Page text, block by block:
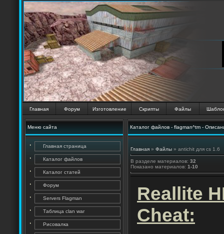
Главная Форум Изготовление Скрипты Файлы
Меню сайта
Главная страница
Каталог файлов
Каталог статей
Форум
Servers Flagman
Таблица clan war
Рисовалка
Каталог файлов - flagman^tm -
Главная » Файлы » antichit для cs 1.6
В разделе материалов: 32
Показано материалов: 1-10
Reallite
Cheat: